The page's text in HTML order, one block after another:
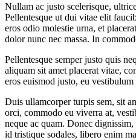
Nullam ac justo scelerisque,
Pellentesque ut dui vitae elit
eros odio molestie urna, et
dolor nunc nec massa. In
Pellentesque semper justo quis
aliquam sit amet placerat vitae,
eros euismod justo, eu
Duis ullamcorper turpis sem, sit
orci, commodo eu viverra at,
neque ac quam. Donec
id tristique sodales, libero enim